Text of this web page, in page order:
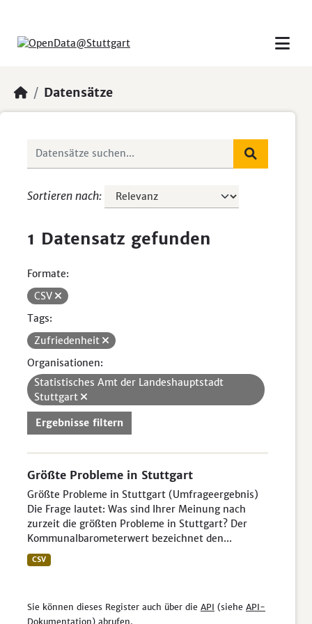
Datensätze
Sortieren nach
1 Datensatz gefunden
Formate:
CSV
Tags:
Zufriedenheit
Organisationen:
Statistisches Amt der Landeshauptstadt
Stuttgart
Ergebnisse filtern
Größte Probleme in Stuttgart
Größte Probleme in Stuttgart (Umfrageergebnis)
Die Frage lautet: Was sind Ihrer Meinung nach
zurzeit die größten Probleme in Stuttgart? Der
Kommunalbarometerwert bezeichnet den...
CSV
Sie können dieses Register auch über die API (siehe API-
Dokumentation) abrufen.